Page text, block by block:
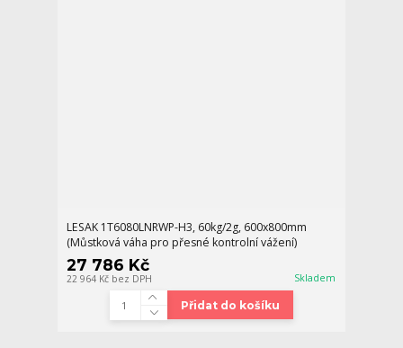
LESAK 1T6080LNRWP-H3, 60kg/2g, 600x800mm
(Můstková váha pro přesné kontrolní vážení)
27 786 Kč
22 964 Kč bez DPH Skladem
Přidat do košíku